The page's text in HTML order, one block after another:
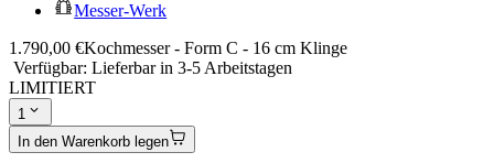
Messer-Werk
1.790,00 €Kochmesser - Form C - 16 cm Klinge
Verfügbar: Lieferbar in 3-5 Arbeitstagen
LIMITIERT
1
In den Warenkorb legen